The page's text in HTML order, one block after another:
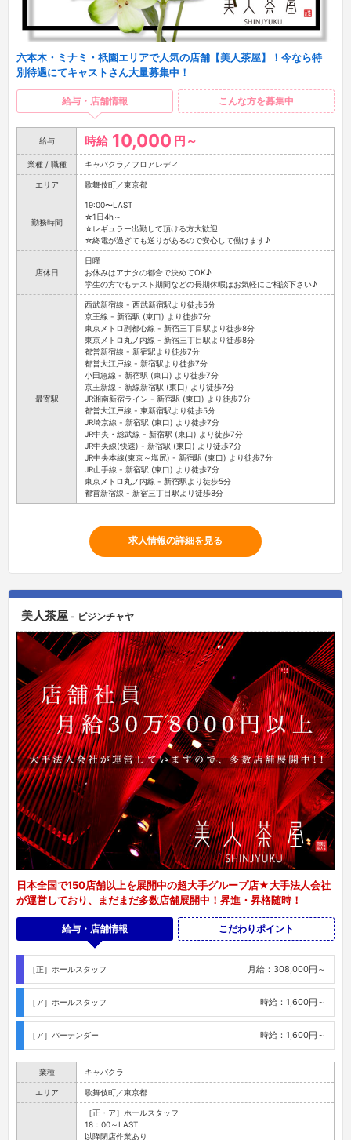
六本木・ミナミ・祇園エリアで人気の店舗【美人茶屋】！今なら特
別待遇にてキャストさん大量募集中！
給与・店舗情報 こんな方を募集中
給与 時給 10,000 円～
業種 / 職種 キャバクラ／フロアレディ
エリア 歌舞伎町／東京都
勤務時間
19:00〜LAST
☆1日4h～
☆レギュラー出勤して頂ける方大歓迎
☆終電が過ぎても送りがあるので安心して働けます♪
店休日
日曜
お休みはアナタの都合で決めてOK♪
学生の方でもテスト期間などの長期休暇はお気軽にご相談下さい♪
最寄駅
西武新宿線 - 西武新宿駅より徒歩5分
京王線 - 新宿駅 (東口) より徒歩7分
東京メトロ副都心線 - 新宿三丁目駅より徒歩8分
東京メトロ丸ノ内線 - 新宿三丁目駅より徒歩8分
都営新宿線 - 新宿駅より徒歩7分
都営大江戸線 - 新宿駅より徒歩7分
小田急線 - 新宿駅 (東口) より徒歩7分
京王新線 - 新線新宿駅 (東口) より徒歩7分
JR湘南新宿ライン - 新宿駅 (東口) より徒歩7分
都営大江戸線 - 東新宿駅より徒歩5分
JR埼京線 - 新宿駅 (東口) より徒歩7分
JR中央・総武線 - 新宿駅 (東口) より徒歩7分
JR中央線(快速) - 新宿駅 (東口) より徒歩7分
JR中央本線(東京～塩尻) - 新宿駅 (東口) より徒歩7分
JR山手線 - 新宿駅 (東口) より徒歩7分
東京メトロ丸ノ内線 - 新宿駅より徒歩5分
都営新宿線 - 新宿三丁目駅より徒歩8分
求人情報の詳細を見る
美人茶屋 - ビジンチャヤ
日本全国で150店舗以上を展開中の超大手グループ店★大手法人会社
が運営しており、まだまだ多数店舗展開中！昇進・昇格随時！
給与・店舗情報 こだわりポイント
［正］ホールスタッフ 月給：308,000円～
［ア］ホールスタッフ 時給：1,600円～
［ア］バーテンダー 時給：1,600円～
業種 キャバクラ
エリア 歌舞伎町／東京都
［正・ア］ホールスタッフ
18：00～LAST
以降閉店作業あり